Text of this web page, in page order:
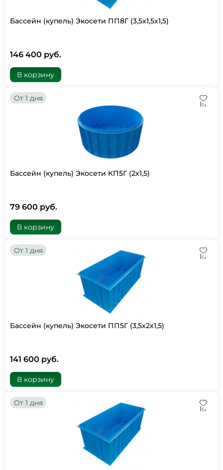
Бассейн (купель) Экосети ПП8Г (3,5х1,5х1,5)
146 400 руб.
В корзину
От 1 дня
Бассейн (купель) Экосети КП5Г (2х1,5)
79 600 руб.
В корзину
От 1 дня
Бассейн (купель) Экосети ПП5Г (3,5х2х1,5)
141 600 руб.
В корзину
От 1 дня